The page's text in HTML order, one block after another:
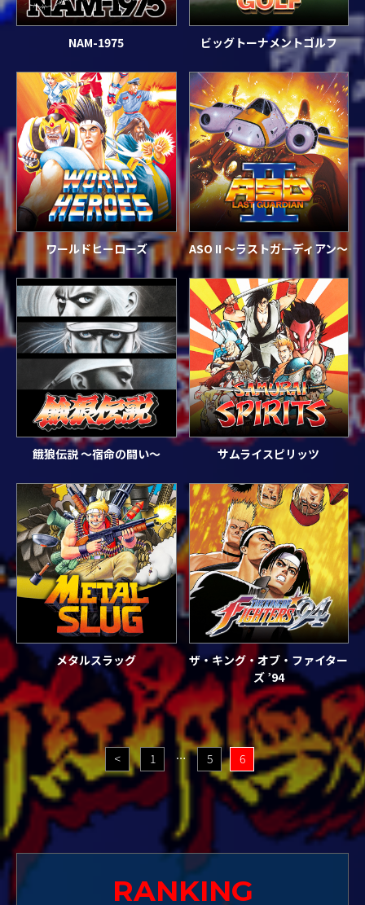
RANKING
NAM-1975 ビッグトーナメントゴルフ
ワールドヒーローズ ASO II ～ラストガーディアン～
餓狼伝説 ～宿命の闘い～ サムライスピリッツ
メタルスラッグ
ザ・キング・オブ・ファイター
ズ ’94
投
稿
の
ペ
ー
ジ
< 1 … 5 6